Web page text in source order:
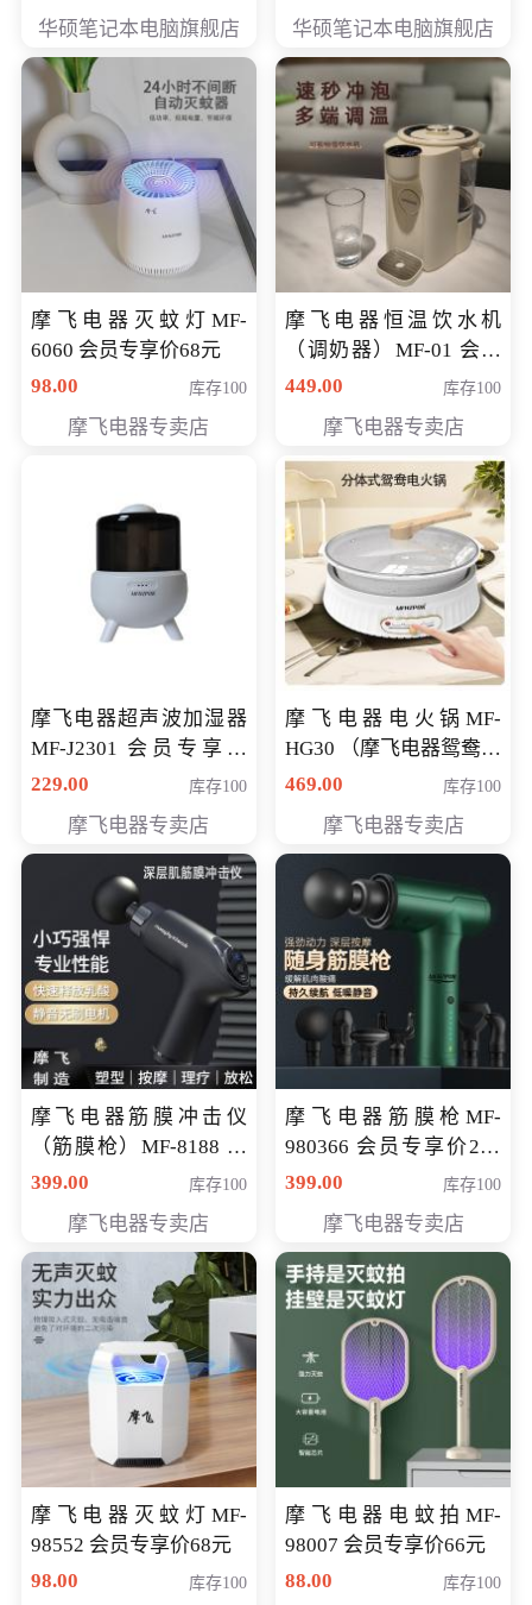
华硕笔记本电脑旗舰店 华硕笔记本电脑旗舰店
摩飞电器灭蚊灯MF-
6060 会员专享价68元
98.00
库存100
摩飞电器专卖店
摩飞电器恒温饮水机
（调奶器）MF-01 会员
专享价366元
449.00 库存100
摩飞电器专卖店
摩飞电器超声波加湿器
MF-J2301 会员专享价
168元
229.00 库存100
摩飞电器专卖店
摩飞电器电火锅MF-
HG30 （摩飞电器鸳鸯锅
MF-HG30 ） 会员专享价
469.00 库存100
摩飞电器专卖店
摩飞电器筋膜冲击仪
（筋膜枪）MF-8188 会
员专享价268元
399.00 库存100
摩飞电器专卖店
摩飞电器筋膜枪MF-
980366 会员专享价299
元
399.00 库存100
摩飞电器专卖店
摩飞电器灭蚊灯MF-
98552 会员专享价68元
98.00
库存100
摩飞电器电蚊拍MF-
98007 会员专享价66元
88.00
库存100